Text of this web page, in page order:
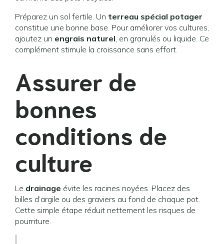
Préparez un sol fertile. Un terreau spécial potager
constitue une bonne base. Pour améliorer vos cultures,
ajoutez un engrais naturel, en granulés ou liquide. Ce
complément stimule la croissance sans effort.
Assurer de
bonnes
conditions de
culture
Le drainage évite les racines noyées. Placez des
billes d’argile ou des graviers au fond de chaque pot.
Cette simple étape réduit nettement les risques de
pourriture.